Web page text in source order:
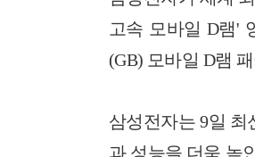
고속 모바일 D램'
(GB) 모바일 D램
삼성전자는 9일 최
과 성능을 더욱 높